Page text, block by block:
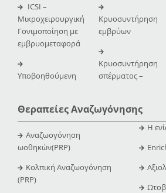
ICSI –
Μικροχειρουργική
Γονιμοποίηση με
εμβρυομεταφορά
Υποβοηθούμενη
Κρυοσυντήρηση
εμβρύων
Κρυοσυντήρηση
σπέρματος –
Θεραπείες Αναζωγόνησης
Αναζωογόνηση
ωοθηκών(PRP)
Κολπική Αναζωογόνηση
(PRP)
Η